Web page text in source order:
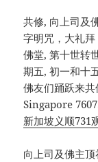
共修, 向上司及
字明咒，大礼
佛堂, 第十世转
期五, 初一和十
佛友们踊跃来
Singapore
新加坡义顺731
向上司及佛主顶